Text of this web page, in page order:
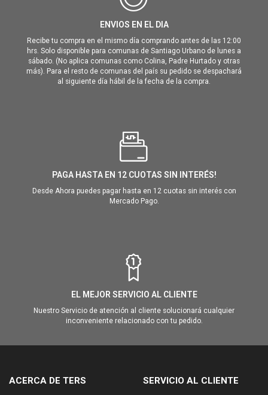
ENVIOS EN EL DIA
Recibe tu compra en el mismo día comprando antes de las 12:00
hrs. Solo disponible para comunas de Santiago Urbano de lunes a
sábado. (No aplica comunas como Colina, Padre Hurtado y otras
más). Para el resto de comunas del país su pedido se despachará
al siguiente día hábil de la fecha de la compra.
PAGA HASTA EN 12 CUOTAS SIN INTERÉS!
Desde Ahora puedes pagar hasta en 12 cuotas sin interés con
Mercado Pago.
EL MEJOR SERVICIO AL CLIENTE
Nuestro Servicio de atención al cliente solucionará cualquier
inconveniente relacionado con tu pedido.
ACERCA DE TERS SERVICIO AL CLIENTE